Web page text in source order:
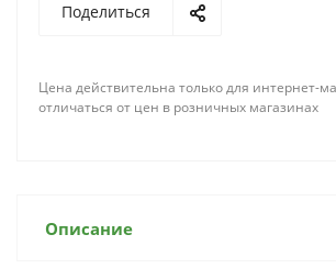
Поделиться
Цена действительна только для интернет-
отличаться от цен в розничных магазинах
Описание